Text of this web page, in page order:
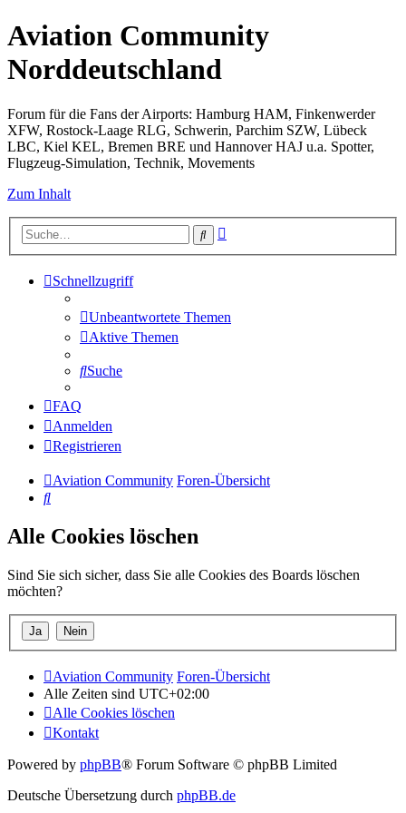
Aviation Community
Norddeutschland
Forum für die Fans der Airports: Hamburg HAM, Finkenwerder
XFW, Rostock-Laage RLG, Schwerin, Parchim SZW, Lübeck
LBC, Kiel KEL, Bremen BRE und Hannover HAJ u.a. Spotter,
Flugzeug-Simulation, Technik, Movements
Zum Inhalt
Suche
Schnellzugriff
Unbeantwortete Themen
Aktive Themen
Suche
FAQ
Anmelden
Registrieren
Aviation Community Foren-Übersicht
Suche
Alle Cookies löschen
Sind Sie sich sicher, dass Sie alle Cookies des Boards löschen
möchten?
Aviation Community Foren-Übersicht
Alle Zeiten sind UTC+02:00
Alle Cookies löschen
Kontakt
Powered by phpBB® Forum Software © phpBB Limited
Deutsche Übersetzung durch phpBB.de